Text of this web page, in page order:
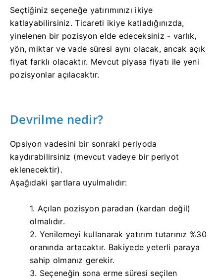
Seçtiğiniz seçeneğe yatırımınızı ikiye
katlayabilirsiniz.Ticareti ikiye katladığınızda,
yinelenen bir pozisyon elde edeceksiniz - varlık,
yön, miktar ve vade süresi aynı olacak, ancak açık
fiyat farklı olacaktır. Mevcut piyasa fiyatı ile yeni
pozisyonlar açılacaktır.
Devrilme nedir?
Opsiyon vadesini bir sonraki periyoda
kaydırabilirsiniz (mevcut vadeye bir periyot
eklenecektir).
Aşağıdaki şartlara uyulmalıdır:
1. Açılan pozisyon paradan (kardan değil)
olmalıdır.
2. Yenilemeyi kullanarak yatırım tutarınız %30
oranında artacaktır. Bakiyede yeterli paraya
sahip olmanız gerekir.
3. Seçeneğin sona erme süresi seçilen